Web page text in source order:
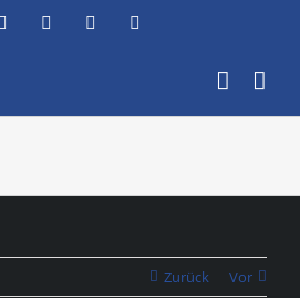
InstagramYouTubeFlickr
Zurück Vor